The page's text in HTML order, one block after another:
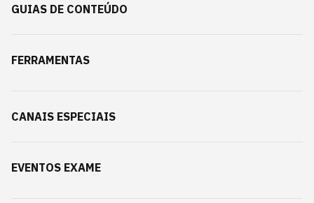
GUIAS DE CONTEÚDO
FERRAMENTAS
CANAIS ESPECIAIS
EVENTOS EXAME